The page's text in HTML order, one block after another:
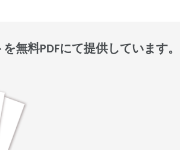
無料PDFにて提供しています。